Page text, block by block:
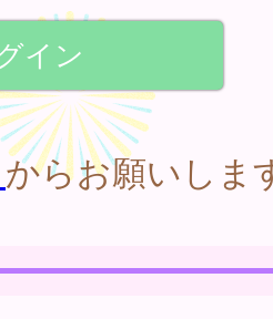
からお願いしま